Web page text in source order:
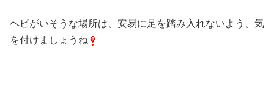
ヘビがいそうな場所は、安易に足を踏み入れないよう、気
を付けましょうね